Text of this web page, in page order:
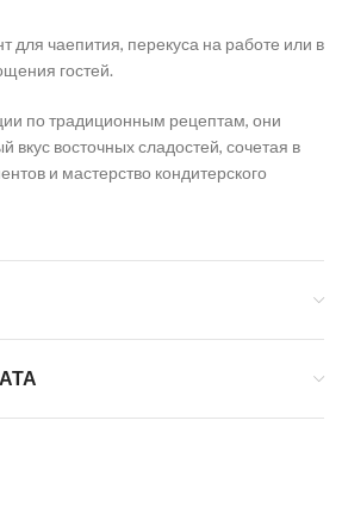
для чаепития, перекуса на работе или в
гостей.
по традиционным рецептам, они
вкус восточных сладостей, сочетая в
и мастерство кондитерского